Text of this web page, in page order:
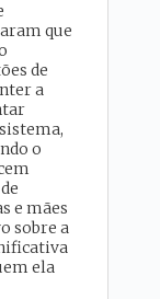
que
de
a
o
e mães
sobre a
ela